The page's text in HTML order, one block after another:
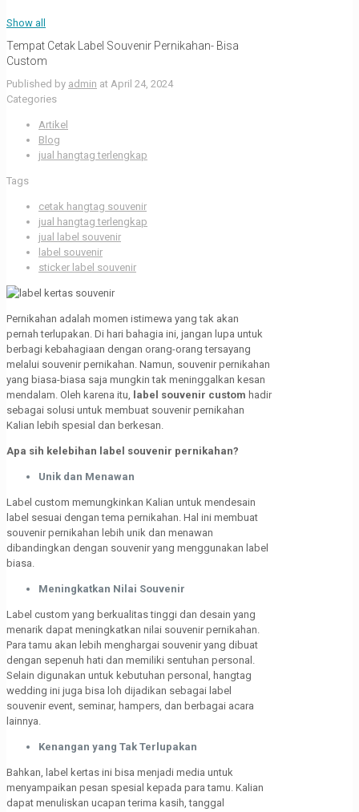
Show all
Tempat Cetak Label Souvenir Pernikahan- Bisa
Custom
Published by admin at April 24, 2024
Categories
Artikel
Blog
jual hangtag terlengkap
Tags
cetak hangtag souvenir
jual hangtag terlengkap
jual label souvenir
label souvenir
sticker label souvenir
Pernikahan adalah momen istimewa yang tak akan
pernah terlupakan. Di hari bahagia ini, jangan lupa untuk
berbagi kebahagiaan dengan orang-orang tersayang
melalui souvenir pernikahan. Namun, souvenir pernikahan
yang biasa-biasa saja mungkin tak meninggalkan kesan
mendalam. Oleh karena itu,
label souvenir custom hadir
sebagai solusi untuk membuat souvenir pernikahan
Kalian lebih spesial dan berkesan.
Apa sih kelebihan label souvenir pernikahan?
Unik dan Menawan
Label custom memungkinkan Kalian untuk mendesain
label sesuai dengan tema pernikahan. Hal ini membuat
souvenir pernikahan lebih unik dan menawan
dibandingkan dengan souvenir yang menggunakan label
biasa.
Meningkatkan Nilai Souvenir
Label custom yang berkualitas tinggi dan desain yang
menarik dapat meningkatkan nilai souvenir pernikahan.
Para tamu akan lebih menghargai souvenir yang dibuat
dengan sepenuh hati dan memiliki sentuhan personal.
Selain digunakan untuk kebutuhan personal, hangtag
wedding ini juga bisa loh dijadikan sebagai label
souvenir event, seminar, hampers, dan berbagai acara
lainnya.
Kenangan yang Tak Terlupakan
Bahkan, label kertas ini bisa menjadi media untuk
menyampaikan pesan spesial kepada para tamu. Kalian
dapat menuliskan ucapan terima kasih, tanggal